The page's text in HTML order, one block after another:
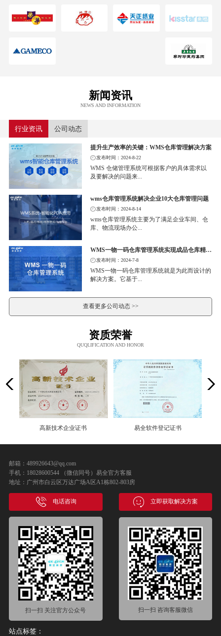
新闻资讯
NEWS AND INFORMATION
行业资讯 公司动态
提升生产效率的关键：WMS仓库管理解决方案
发布时间：2024-8-22
WMS 仓储管理系统可根据客户的具体需求以
及要解决的问题来...
wms仓库管理系统解决企业10大仓库管理问题
发布时间：2024-8-14
wms仓库管理系统主要为了满足企业车间、仓
库、物流现场办公...
WMS一物一码仓库管理系统实现成品仓库精细化管理
发布时间：2024-7-8
WMS一物一码仓库管理系统就是为此而设计的
解决方案。它基于...
查看更多公司动态 >>
资质荣誉
QUQLIFICATION AND HONOR
高新技术企业证书 易全软件登记证书
邮箱：489926643@qq.com
手机：18028600544 （微信同号）易全官方客服
地址：广州市白云区万达广场A区A1栋802-803房
电话咨询 立即获取解决方案
扫一扫 关注官方公众号 扫一扫 咨询客服微信
站点标签：